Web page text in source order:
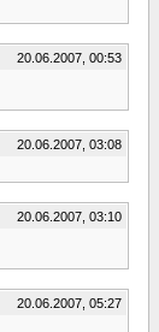
20.06.2007, 00:53
20.06.2007, 03:08
20.06.2007, 03:10
20.06.2007, 05:27